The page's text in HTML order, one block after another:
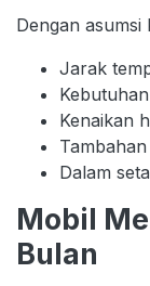
Dengan asumsi
Jarak
Kenaikan
Dalam
Mobil
Bulan